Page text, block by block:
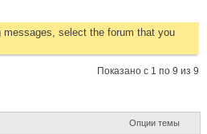
select the forum that you
Показано с 1 по 9 из 9
Опции темы